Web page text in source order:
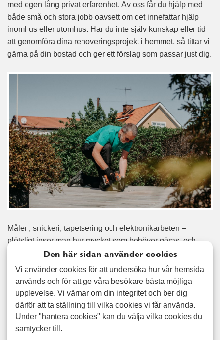
med egen lång privat erfarenhet. Av oss får du hjälp med
både små och stora jobb oavsett om det innefattar hjälp
inomhus eller utomhus. Har du inte själv kunskap eller tid
att genomföra dina renoveringsprojekt i hemmet, så tittar vi
gärna på din bostad och ger ett förslag som passar just dig.
Måleri, snickeri, tapetsering och elektronikarbeten –
plötsligt inser man hur mycket som behöver göras, och
samtidigt kanske vilken tid det tar att göra det på egen
hand. Med en hantverkare vid din sida får du enkelt hjälp
med det mesta som måleri, snickeri, tapetsering eller en
erfaren elektriker. När du anlitar våra hantverkare sparar du
tid som du kan lägga på annat, och samtidigt får du en
garanti på att det utförs rätt och professionellt. Hör av dig till
oss när du behöver en hantverkare, så tittar vi på ett
Den här sidan använder cookies
Vi använder cookies för att undersöka hur vår hemsida
används och för att ge våra besökare bästa möjliga
upplevelse. Vi värnar om din integritet och ber dig
därför att ta ställning till vilka cookies vi får använda.
Under "hantera cookies" kan du välja vilka cookies du
samtycker till.